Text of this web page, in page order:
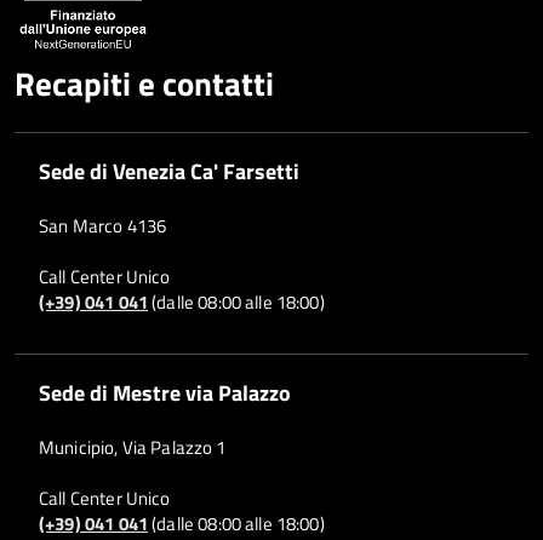
Recapiti e contatti
Sede di Venezia Ca' Farsetti
San Marco 4136
Call Center Unico
(+39) 041 041(dalle 08:00 alle 18:00)
Sede di Mestre via Palazzo
Municipio, Via Palazzo 1
Call Center Unico
(+39) 041 041(dalle 08:00 alle 18:00)